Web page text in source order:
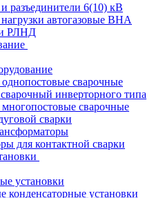
разъединители 6(10) кВ
автогазовые ВНА
РЛНД
сварочные
инверторного типа
сварочные
сварки
для контактной сварки
установки
конденсаторные установки